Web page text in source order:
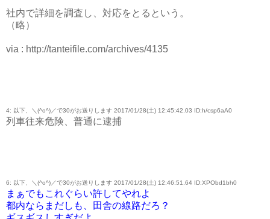
社内で詳細を調査し、対応をとるという。
（略）
via : http://tanteifile.com/archives/4135
4: 以下、＼(^o^)／で30がお送りします 2017/01/28(土) 12:45:42.03 ID:h/csp6aA0
列車往来危険、普通に逮捕
6: 以下、＼(^o^)／で30がお送りします 2017/01/28(土) 12:46:51.64 ID:XPObd1bh0
まぁでもこれぐらい許してやれよ
都内ならまだしも、田舎の線路だろ？